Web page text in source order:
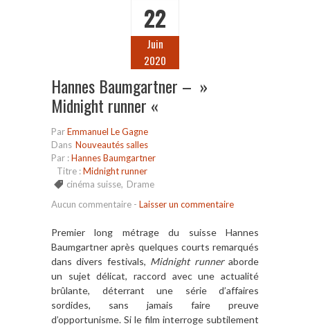
22
Juin
2020
Hannes Baumgartner – »
Midnight runner «
ParEmmanuel Le Gagne
Dans Nouveautés salles
Par :Hannes Baumgartner
Titre :Midnight runner
cinéma suisse, Drame
Aucun commentaire - Laisser un commentaire
Premier long métrage du suisse Hannes
Baumgartner après quelques courts remarqués
dans divers festivals, Midnight runneraborde
un sujet délicat, raccord avec une actualité
brûlante, déterrant une série d’affaires
sordides, sans jamais faire preuve
d’opportunisme. Si le film interroge subtilement